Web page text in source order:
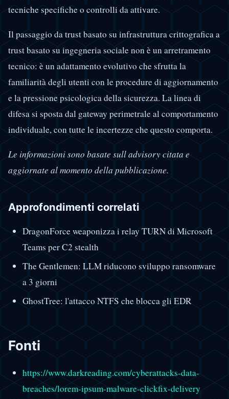
tecniche specifiche o controlli da attivare.
Il passaggio da trust basato su infrastruttura crittografica a
trust basato su ingegneria sociale non è un arretramento
tecnico: è un adattamento evolutivo che sfrutta la
familiarità degli utenti con le procedure di aggiornamento
e la pressione psicologica della sicurezza. La linea di
difesa si sposta dal gateway perimetrale al comportamento
individuale, con tutte le incertezze che questo comporta.
Le informazioni sono basate sull advisory citata e
aggiornate al momento della pubblicazione.
Approfondimenti correlati
DragonForce weaponizza i relay TURN di Microsoft
Teams per C2 stealth
The Gentlemen: LLM riducono sviluppo ransomware
a 3 giorni
GhostTree: l'attacco NTFS che blocca gli EDR
Fonti
https://www.darkreading.com/cyberattacks-data-
breaches/lorem-ipsum-malware-clickfix-delivery